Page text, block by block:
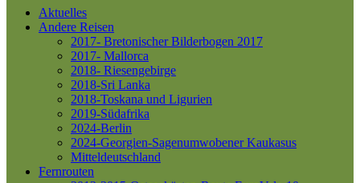
Aktuelles
Andere Reisen
2017- Bretonischer Bilderbogen 2017
2017- Mallorca
2018- Riesengebirge
2018-Sri Lanka
2018-Toskana und Ligurien
2019-Südafrika
2024-Berlin
2024-Georgien-Sagenumwobener Kaukasus
Mitteldeutschland
Fernrouten